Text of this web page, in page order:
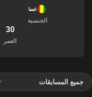
غينيا
الجنسية
30
العمر
جميع المسابقات